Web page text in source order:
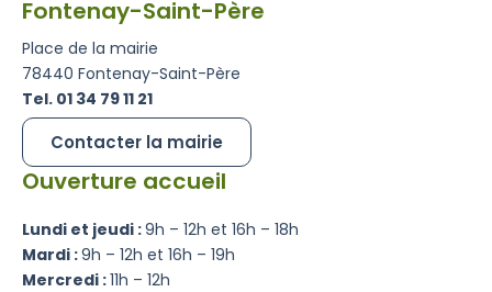
Fontenay-Saint-Père
Place de la mairie
78440 Fontenay-Saint-Père
Tel. 01 34 79 11 21
Contacter la mairie
Ouverture accueil
Lundi et jeudi :9h – 12h et 16h – 18h
Mardi :9h – 12h et 16h – 19h
Mercredi :11h – 12h